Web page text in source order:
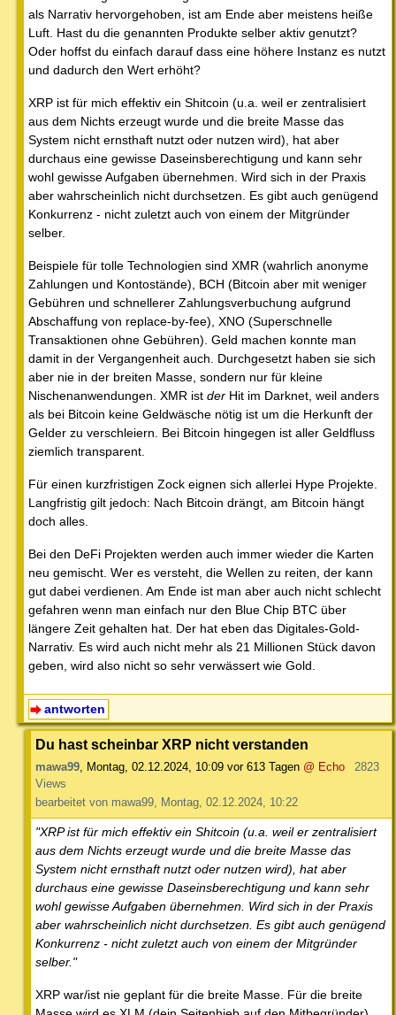
als Narrativ hervorgehoben, ist am Ende aber meistens heiße
Luft. Hast du die genannten Produkte selber aktiv genutzt?
Oder hoffst du einfach darauf dass eine höhere Instanz es nutzt
und dadurch den Wert erhöht?
XRP ist für mich effektiv ein Shitcoin (u.a. weil er zentralisiert
aus dem Nichts erzeugt wurde und die breite Masse das
System nicht ernsthaft nutzt oder nutzen wird), hat aber
durchaus eine gewisse Daseinsberechtigung und kann sehr
wohl gewisse Aufgaben übernehmen. Wird sich in der Praxis
aber wahrscheinlich nicht durchsetzen. Es gibt auch genügend
Konkurrenz - nicht zuletzt auch von einem der Mitgründer
selber.
Beispiele für tolle Technologien sind XMR (wahrlich anonyme
Zahlungen und Kontostände), BCH (Bitcoin aber mit weniger
Gebühren und schnellerer Zahlungsverbuchung aufgrund
Abschaffung von replace-by-fee), XNO (Superschnelle
Transaktionen ohne Gebühren). Geld machen konnte man
damit in der Vergangenheit auch. Durchgesetzt haben sie sich
aber nie in der breiten Masse, sondern nur für kleine
Nischenanwendungen. XMR ist der Hit im Darknet, weil anders
als bei Bitcoin keine Geldwäsche nötig ist um die Herkunft der
Gelder zu verschleiern. Bei Bitcoin hingegen ist aller Geldfluss
ziemlich transparent.
Für einen kurzfristigen Zock eignen sich allerlei Hype Projekte.
Langfristig gilt jedoch: Nach Bitcoin drängt, am Bitcoin hängt
doch alles.
Bei den DeFi Projekten werden auch immer wieder die Karten
neu gemischt. Wer es versteht, die Wellen zu reiten, der kann
gut dabei verdienen. Am Ende ist man aber auch nicht schlecht
gefahren wenn man einfach nur den Blue Chip BTC über
längere Zeit gehalten hat. Der hat eben das Digitales-Gold-
Narrativ. Es wird auch nicht mehr als 21 Millionen Stück davon
geben, wird also nicht so sehr verwässert wie Gold.
antworten
Du hast scheinbar XRP nicht verstanden
mawa99, Montag, 02.12.2024, 10:09 vor 613 Tagen @ Echo
2823
Views
bearbeitet von mawa99, Montag, 02.12.2024, 10:22
"XRP ist für mich effektiv ein Shitcoin (u.a. weil er zentralisiert
aus dem Nichts erzeugt wurde und die breite Masse das
System nicht ernsthaft nutzt oder nutzen wird), hat aber
durchaus eine gewisse Daseinsberechtigung und kann sehr
wohl gewisse Aufgaben übernehmen. Wird sich in der Praxis
aber wahrscheinlich nicht durchsetzen. Es gibt auch genügend
Konkurrenz - nicht zuletzt auch von einem der Mitgründer
selber."
XRP war/ist nie geplant für die breite Masse. Für die breite